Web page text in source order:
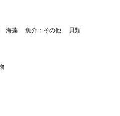
海藻 魚介：その他 貝類